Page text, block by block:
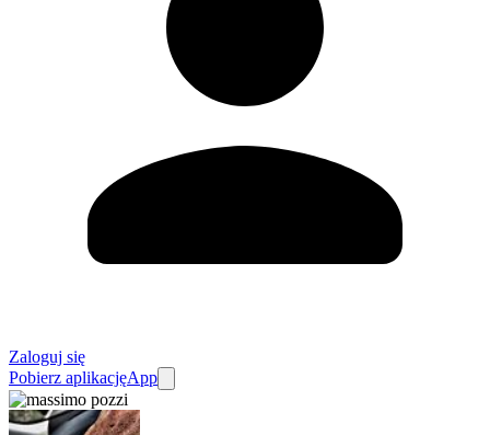
Zaloguj się
Pobierz aplikacjęApp